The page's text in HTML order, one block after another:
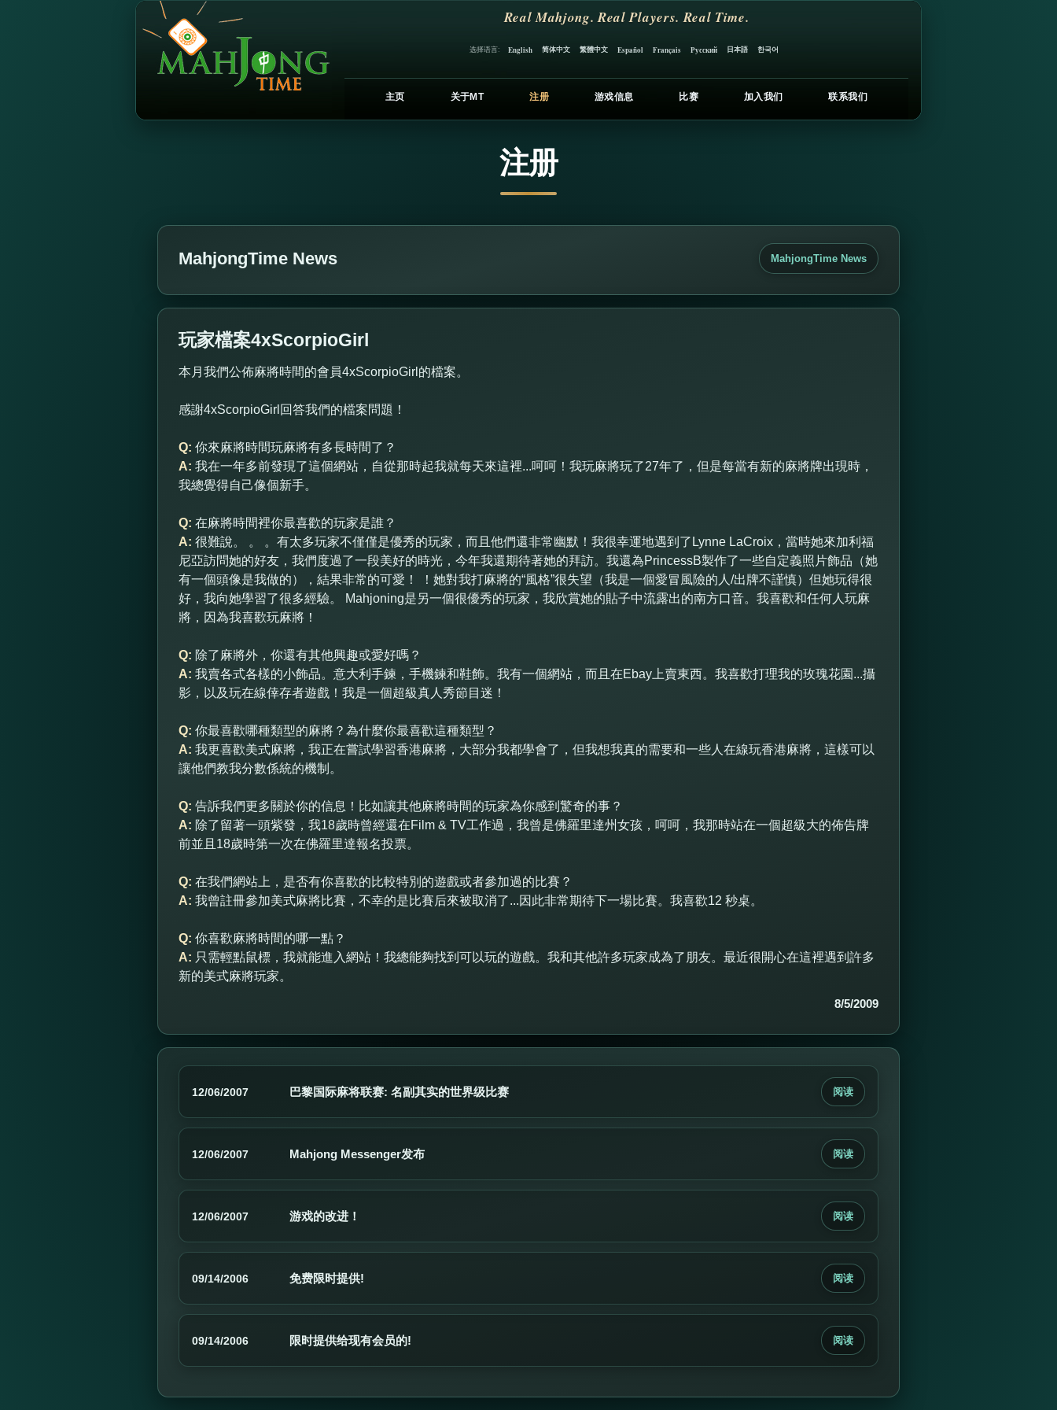
Real Mahjong. Real Players. Real Time.
选择语言: English 简体中文 繁體中文 Español Français Русский 日本語 한국어
主页 关于MT 注册 游戏信息 比赛 加入我们 联系我们
注册
MahjongTime News MahjongTime News
玩家檔案4xScorpioGirl
本月我們公佈麻將時間的會員4xScorpioGirl的檔案。
感謝4xScorpioGirl回答我們的檔案問題！
Q: 你來麻將時間玩麻將有多長時間了？
A: 我在一年多前發現了這個網站，自從那時起我就每天來這裡...呵呵！我玩麻將玩了27年了，但是每當有新的麻將牌出現時，
我總覺得自己像個新手。
Q: 在麻將時間裡你最喜歡的玩家是誰？
A: 很難說。 。 。有太多玩家不僅僅是優秀的玩家，而且他們還非常幽默！我很幸運地遇到了Lynne LaCroix，當時她來加利福
尼亞訪問她的好友，我們度過了一段美好的時光，今年我還期待著她的拜訪。我還為PrincessB製作了一些自定義照片飾品（她
有一個頭像是我做的），結果非常的可愛！ ！她對我打麻將的“風格”很失望（我是一個愛冒風險的人/出牌不謹慎）但她玩得很
好，我向她學習了很多經驗。 Mahjoning是另一個很優秀的玩家，我欣賞她的貼子中流露出的南方口音。我喜歡和任何人玩麻
將，因為我喜歡玩麻將！
Q: 除了麻將外，你還有其他興趣或愛好嗎？
A: 我賣各式各樣的小飾品。意大利手鍊，手機鍊和鞋飾。我有一個網站，而且在Ebay上賣東西。我喜歡打理我的玫瑰花園...攝
影，以及玩在線倖存者遊戲！我是一個超級真人秀節目迷！
Q: 你最喜歡哪種類型的麻將？為什麼你最喜歡這種類型？
A: 我更喜歡美式麻將，我正在嘗試學習香港麻將，大部分我都學會了，但我想我真的需要和一些人在線玩香港麻將，這樣可以
讓他們教我分數係統的機制。
Q: 告訴我們更多關於你的信息！比如讓其他麻將時間的玩家為你感到驚奇的事？
A: 除了留著一頭紫發，我18歲時曾經還在Film & TV工作過，我曾是佛羅里達州女孩，呵呵，我那時站在一個超級大的佈告牌
前並且18歲時第一次在佛羅里達報名投票。
Q: 在我們網站上，是否有你喜歡的比較特別的遊戲或者參加過的比賽？
A: 我曾註冊參加美式麻將比賽，不幸的是比賽后來被取消了...因此非常期待下一場比賽。我喜歡12 秒桌。
Q: 你喜歡麻將時間的哪一點？
A: 只需輕點鼠標，我就能進入網站！我總能夠找到可以玩的遊戲。我和其他許多玩家成為了朋友。最近很開心在這裡遇到許多
新的美式麻將玩家。
8/5/2009
12/06/2007 巴黎国际麻将联赛: 名副其实的世界级比赛 阅读
12/06/2007 Mahjong Messenger发布 阅读
12/06/2007 游戏的改进！ 阅读
09/14/2006 免费限时提供! 阅读
09/14/2006 限时提供给现有会员的! 阅读